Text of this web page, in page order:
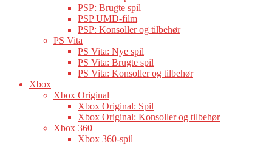
PSP: Brugte spil
PSP UMD-film
PSP: Konsoller og tilbehør
PS Vita
PS Vita: Nye spil
PS Vita: Brugte spil
PS Vita: Konsoller og tilbehør
Xbox
Xbox Original
Xbox Original: Spil
Xbox Original: Konsoller og tilbehør
Xbox 360
Xbox 360-spil